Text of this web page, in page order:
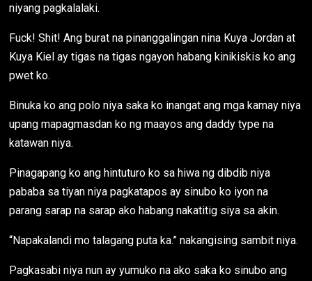
niyang pagkalalaki.
Fuck! Shit! Ang burat na pinanggalingan nina Kuya Jordan at
Kuya Kiel ay tigas na tigas ngayon habang kinikiskis ko ang
pwet ko.
Binuka ko ang polo niya saka ko inangat ang mga kamay niya
upang mapagmasdan ko ng maayos ang daddy type na
katawan niya.
Pinagapang ko ang hintuturo ko sa hiwa ng dibdib niya
pababa sa tiyan niya pagkatapos ay sinubo ko iyon na
parang sarap na sarap ako habang nakatitig siya sa akin.
“Napakalandi mo talagang puta ka.” nakangising sambit niya.
Pagkasabi niya nun ay yumuko na ako saka ko sinubo ang